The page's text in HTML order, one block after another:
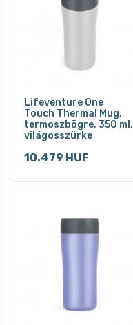
Lifeventure One
Touch Thermal Mug,
termoszbögre, 350 ml,
világosszürke
10.479 HUF